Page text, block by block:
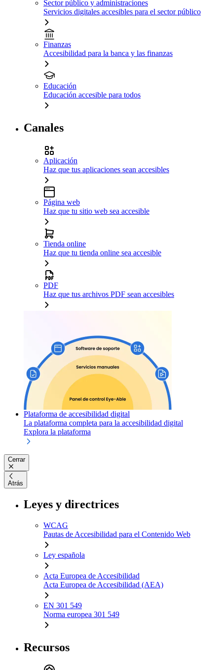
Sector público y administraciones
Servicios digitales accesibles para el sector público
Finanzas
Accesibilidad para la banca y las finanzas
Educación
Educación accesible para todos
Canales
Aplicación
Haz que tus aplicaciones sean accesibles
Página web
Haz que tu sitio web sea accesible
Tienda online
Haz que tu tienda online sea accesible
PDF
Haz que tus archivos PDF sean accesibles
Plataforma de accesibilidad digital
La plataforma completa para la accesibilidad digital
Explora la plataforma
Cerrar
Atrás
Leyes y directrices
WCAG
Pautas de Accesibilidad para el Contenido Web
Ley española
Acta Europea de Accesibilidad
Acta Europea de Accesibilidad (AEA)
EN 301 549
Norma europea 301 549
Recursos